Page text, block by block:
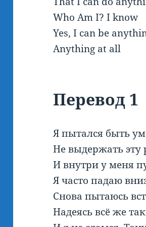
Who Am I? I know
Yes, I can be
Anything at all
Перевод 1
Я пытался быть
Не выдержать эту
И внутри у меня
Я часто падаю
Снова пытаюсь
Надеясь всё же